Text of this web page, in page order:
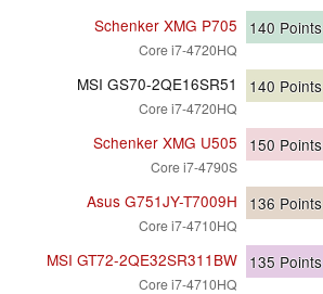
Schenker XMG P705
Core i7-4720HQ
140 Points
MSI GS70-2QE16SR51
Core i7-4720HQ
140 Points
Schenker XMG U505
Core i7-4790S
150 Points
Asus G751JY-T7009H
Core i7-4710HQ
136 Points
MSI GT72-2QE32SR311BW
Core i7-4710HQ
135 Points